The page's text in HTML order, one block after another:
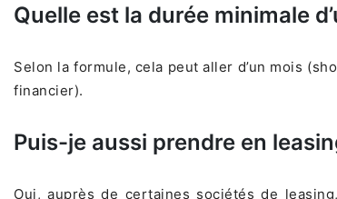
Quelle est la durée minimale
Selon la formule, cela peut aller d’un mois
financier).
Puis-je aussi prendre en
Oui, auprès de certaines sociétés de